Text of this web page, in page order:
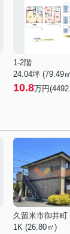
1-2階
24.04坪 (79.49
10.8万円
久留米市御井町
1K (26.80㎡)